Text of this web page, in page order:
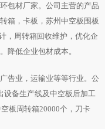
包材厂家。公司主营的产品
箱，卡板，苏州中空板围板
，周转箱回收维护，优化企
降低企业包材成本。
告业，运输业等等行业。公
设备生产线及中空板后加工
板周转箱20000个，刀卡